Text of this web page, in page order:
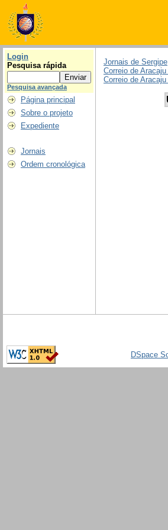
Login
Pesquisa rápida
Pesquisa avançada
Página principal
Sobre o projeto
Expediente
Jornais
Ordem cronológica
Jornais de Sergipe
Correio de
Correio de
DSpace